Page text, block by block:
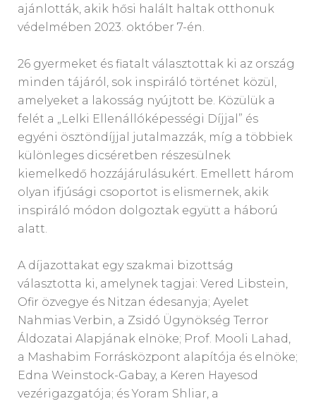
ajánlották, akik hősi halált haltak otthonuk
védelmében 2023. október 7-én.
26 gyermeket és fiatalt választottak ki az ország
minden tájáról, sok inspiráló történet közül,
amelyeket a lakosság nyújtott be. Közülük a
felét a „Lelki Ellenállóképességi Díjjal” és
egyéni ösztöndíjjal jutalmazzák, míg a többiek
különleges dicséretben részesülnek
kiemelkedő hozzájárulásukért. Emellett három
olyan ifjúsági csoportot is elismernek, akik
inspiráló módon dolgoztak együtt a háború
alatt.
A díjazottakat egy szakmai bizottság
választotta ki, amelynek tagjai: Vered Libstein,
Ofir özvegye és Nitzan édesanyja; Ayelet
Nahmias Verbin, a Zsidó Ügynökség Terror
Áldozatai Alapjának elnöke; Prof. Mooli Lahad,
a Mashabim Forrásközpont alapítója és elnöke;
Edna Weinstock-Gabay, a Keren Hayesod
vezérigazgatója; és Yoram Shliar, a